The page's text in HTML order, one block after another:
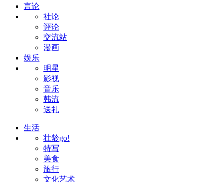
言论
社论
评论
交流站
漫画
娱乐
明星
影视
音乐
韩流
送礼
生活
壮龄go!
特写
美食
旅行
文化艺术